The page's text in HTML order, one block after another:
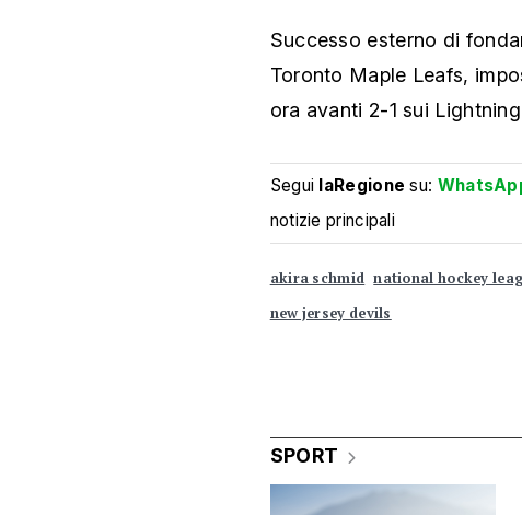
Successo esterno di
Toronto Maple Leafs,
ora avanti 2-1 sui
Segui laRegione su:
notizie principali
akira schmid national hockey
new jersey devils
SPORT